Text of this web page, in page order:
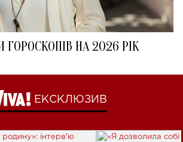
ГОРОСКОПІВ НА 2026 РІК
ЕКСКЛЮЗИВ